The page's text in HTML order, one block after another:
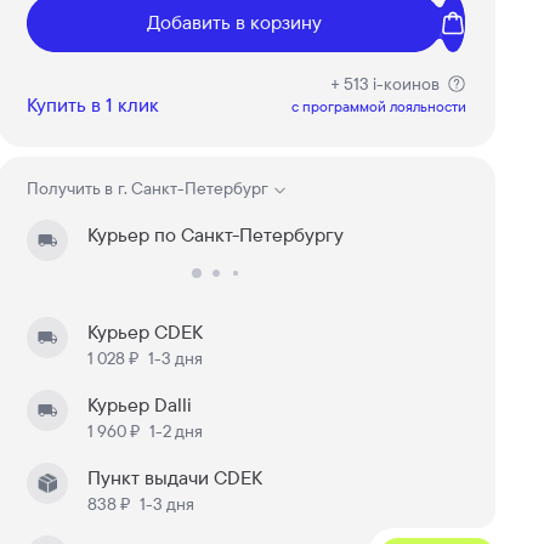
Добавить в корзину
Купить в 1 клик
+ 513 i-коинов
c программой лояльности
Получить в г. Санкт-Петербург
Курьер по Санкт-Петербургу
Курьер CDEK
1 028 ₽ 1-3 дня
Курьер Dalli
1 960 ₽ 1-2 дня
Пункт выдачи CDEK
838 ₽ 1-3 дня